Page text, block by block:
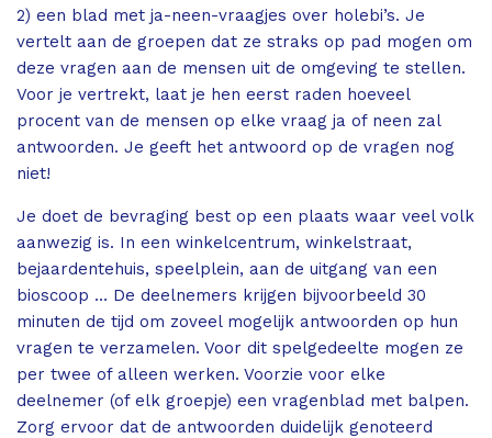
2) een blad met ja-neen-vraagjes over holebi’s. Je
vertelt aan de groepen dat ze straks op pad mogen om
deze vragen aan de mensen uit de omgeving te stellen.
Voor je vertrekt, laat je hen eerst raden hoeveel
procent van de mensen op elke vraag ja of neen zal
antwoorden. Je geeft het antwoord op de vragen nog
niet!
Je doet de bevraging best op een plaats waar veel volk
aanwezig is. In een winkelcentrum, winkelstraat,
bejaardentehuis, speelplein, aan de uitgang van een
bioscoop … De deelnemers krijgen bijvoorbeeld 30
minuten de tijd om zoveel mogelijk antwoorden op hun
vragen te verzamelen. Voor dit spelgedeelte mogen ze
per twee of alleen werken. Voorzie voor elke
deelnemer (of elk groepje) een vragenblad met balpen.
Zorg ervoor dat de antwoorden duidelijk genoteerd